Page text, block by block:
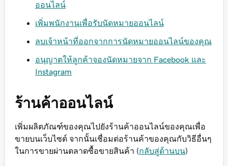
ออนไลน์
เพิ่มพนักงานเพื่อรับนัดหมายออนไลน์
ลบเจ้าหน้าที่ออกจากการนัดหมายออนไลน์ของคุณ
อนุญาตให้ลูกค้าจองนัดหมายจาก Facebook และ
Instagram
ร้านค้าออนไลน์
เพิ่มผลิตภัณฑ์ของคุณไปยังร้านค้าออนไลน์ของคุณเพื่อ
ขายบนเว็บไซต์ จากนั้นเชื่อมต่อร้านค้าของคุณกับวิธีอื่นๆ
ในการขายผ่านตลาดซื้อขายสินค้า (กลับสู่ด้านบน)